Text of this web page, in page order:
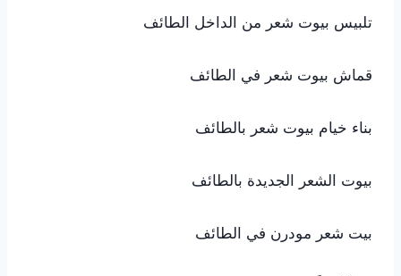
تلبيس بيوت شعر من الداخل الطائف
قماش بيوت شعر في الطائف
بناء خيام بيوت شعر بالطائف
بيوت الشعر الجديدة بالطائف
بيت شعر مودرن في الطائف